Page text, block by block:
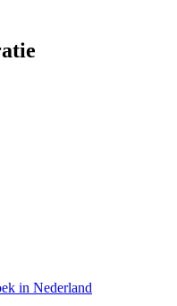
in Nederland